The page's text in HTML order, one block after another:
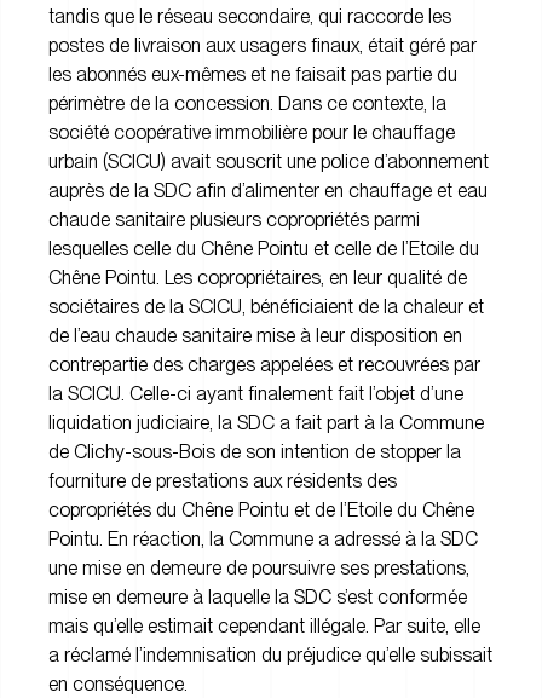
tandis que le réseau secondaire, qui raccorde les
postes de livraison aux usagers finaux, était géré par
les abonnés eux-mêmes et ne faisait pas partie du
périmètre de la concession. Dans ce contexte, la
société coopérative immobilière pour le chauffage
urbain (SCICU) avait souscrit une police d’abonnement
auprès de la SDC afin d’alimenter en chauffage et eau
chaude sanitaire plusieurs copropriétés parmi
lesquelles celle du Chêne Pointu et celle de l’Etoile du
Chêne Pointu. Les copropriétaires, en leur qualité de
sociétaires de la SCICU, bénéficiaient de la chaleur et
de l’eau chaude sanitaire mise à leur disposition en
contrepartie des charges appelées et recouvrées par
la SCICU. Celle-ci ayant finalement fait l’objet d’une
liquidation judiciaire, la SDC a fait part à la Commune
de Clichy-sous-Bois de son intention de stopper la
fourniture de prestations aux résidents des
copropriétés du Chêne Pointu et de l’Etoile du Chêne
Pointu. En réaction, la Commune a adressé à la SDC
une mise en demeure de poursuivre ses prestations,
mise en demeure à laquelle la SDC s’est conformée
mais qu’elle estimait cependant illégale. Par suite, elle
a réclamé l’indemnisation du préjudice qu’elle subissait
en conséquence.